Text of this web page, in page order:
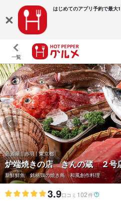
はじめてのアプリ予約で最大
一覧
居酒屋 | 赤羽 | 東京都
炉端焼きの店 きんの蔵 ２号
新鮮鮮魚 銘柄鶏の焼き鳥 和風創作料理
3.9口コミ 102件